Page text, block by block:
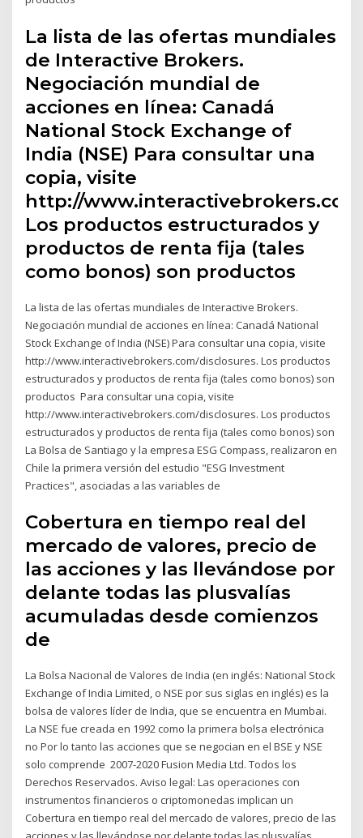
La lista de las ofertas mundiales
de Interactive Brokers.
Negociación mundial de
acciones en línea: Canadá
National Stock Exchange of
India (NSE) Para consultar una
copia, visite
http://
Los productos estructurados y
productos de renta fija (tales
como bonos) son productos
La lista de las ofertas mundiales de Interactive Brokers.
Negociación mundial de acciones en línea: Canadá National
Stock Exchange of India (NSE) Para consultar una copia, visite
http://www.interactivebrokers.com/disclosures. Los productos
estructurados y productos de renta fija (tales como bonos) son
productos Para consultar una copia, visite
http://www.interactivebrokers.com/disclosures. Los productos
estructurados y productos de renta fija (tales como bonos) son
La Bolsa de Santiago y la empresa ESG Compass, realizaron en
Chile la primera versión del estudio "ESG Investment
Practices", asociadas a las variables de
Cobertura en tiempo real del
mercado de valores, precio de
las acciones y las llevándose por
delante todas las plusvalías
acumuladas desde comienzos
de
La Bolsa Nacional de Valores de India (en inglés: National Stock
Exchange of India Limited, o NSE por sus siglas en inglés) es la
bolsa de valores líder de India, que se encuentra en Mumbai.
La NSE fue creada en 1992 como la primera bolsa electrónica
no Por lo tanto las acciones que se negocian en el BSE y NSE
solo comprende 2007-2020 Fusion Media Ltd. Todos los
Derechos Reservados. Aviso legal: Las operaciones con
instrumentos financieros o criptomonedas implican un
Cobertura en tiempo real del mercado de valores, precio de las